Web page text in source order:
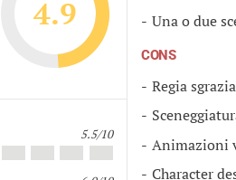
4.9
5.5/10
Una o due
CONS
Regia
Animazioni
Character